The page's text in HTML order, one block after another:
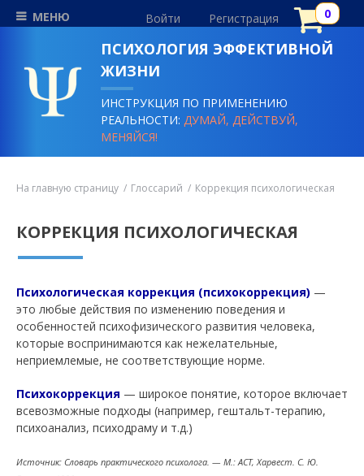
МЕНЮ Войти Регистрация
ПСИХОЛОГИЯ ЭФФЕКТИВНОЙ
ЖИЗНИ
ИНСТРУКЦИЯ ПО ПРИМЕНЕНИЮ
РЕАЛЬНОСТИ:ДУМАЙ, ДЕЙСТВУЙ,
МЕНЯЙСЯ!
На главную страницу Глоссарий Коррекция психологическая
КОРРЕКЦИЯ ПСИХОЛОГИЧЕСКАЯ
Психологическая коррекция (психокоррекция) —
это любые действия по изменению поведения и
особенностей психофизического развития человека,
которые воспринимаются как нежелательные,
неприемлемые, не соответствующие норме.
Психокоррекция — широкое понятие, которое включает
всевозможные подходы (например, гештальт-терапию,
психоанализ, психодраму и т.д.)
Источник: Словарь практического психолога. — М.: АСТ, Харвест. С. Ю.